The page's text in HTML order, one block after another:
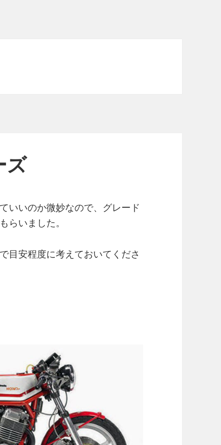
ズ
いいのか微妙なので、グレード
らいました。
目安程度に考えておいてくださ